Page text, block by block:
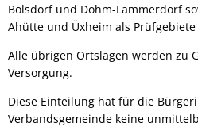
Bolsdorf und Dohm-Lammerdorf
Ahütte und Üxheim als
Alle übrigen Ortslagen werden zu
Versorgung.
Diese Einteilung hat für die
Verbandsgemeinde keine